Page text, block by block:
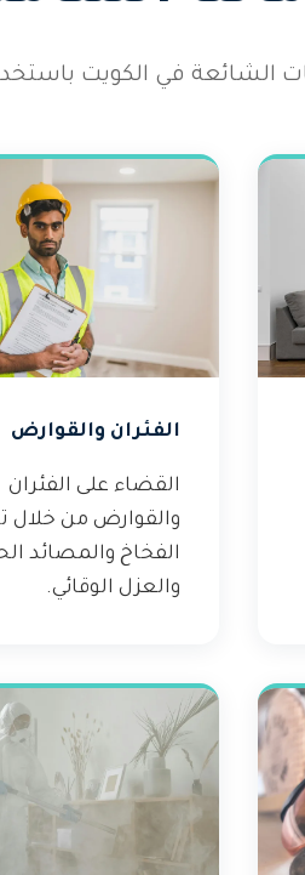
الشائعة في الكويت
الفئران والقوارض
القضاء على الفئران
والقوارض من خلال
الفخاخ والمصائد
والعزل الوقائي.